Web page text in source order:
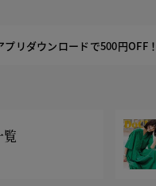
プリダウンロードで500円OFF！
覧